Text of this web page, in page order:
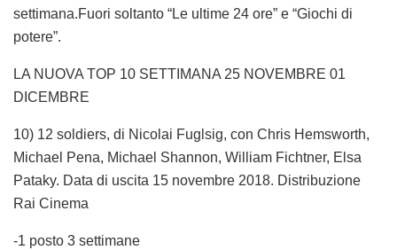
settimana.Fuori soltanto “Le ultime 24 ore” e “Giochi di
potere”.
LA NUOVA TOP 10 SETTIMANA 25 NOVEMBRE 01
DICEMBRE
10) 12 soldiers, di Nicolai Fuglsig, con Chris Hemsworth,
Michael Pena, Michael Shannon, William Fichtner, Elsa
Pataky. Data di uscita 15 novembre 2018. Distribuzione
Rai Cinema
-1 posto 3 settimane